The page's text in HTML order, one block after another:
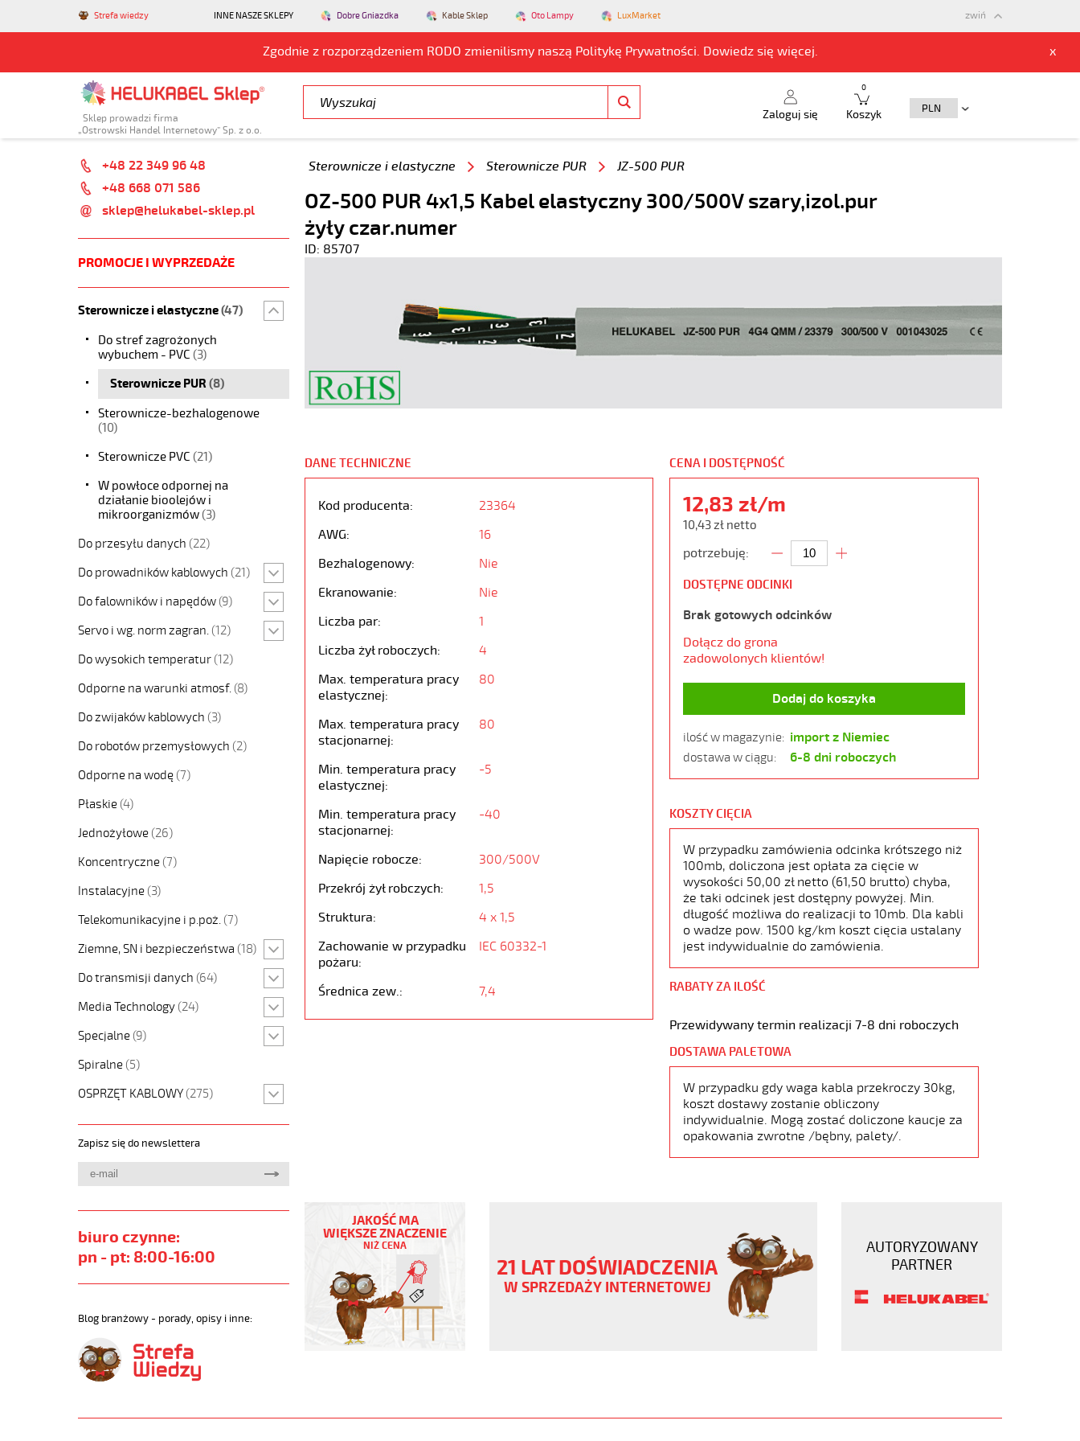
Strefa wiedzy INNE NASZE SKLEPY Dobre Gniazdka Kable Sklep Oto Lampy LuxMarket
Zgodnie z rozporządzeniem RODO zmienilismy naszą Politykę Prywatności. Dowiedz się więcej. x
zwiń
Sklep prowadzi firma
„Ostrowski Handel Internetowy” Sp. z o.o.
Zaloguj się Koszyk
0
+48 22 349 96 48
+48 668 071 586
sklep@helukabel-sklep.pl
PROMOCJE I WYPRZEDAŻE
Sterownicze i elastyczne(47)
Do stref zagrożonych
wybuchem - PVC (3)
Sterownicze PUR (8)
Sterownicze-bezhalogenowe
(10)
Sterownicze PVC (21)
W powłoce odpornej na
działanie bioolejów i
mikroorganizmów(3)
Do przesyłu danych (22)
Do prowadników kablowych (21)
Do falowników i napędów (9)
Servo i wg. norm zagran. (12)
Do wysokich temperatur (12)
Odporne na warunki atmosf. (8)
Do zwijaków kablowych (3)
Do robotów przemysłowych (2)
Odporne na wodę (7)
Płaskie (4)
Jednożyłowe (26)
Koncentryczne (7)
Instalacyjne (3)
Telekomunikacyjne i p.poż. (7)
Ziemne, SN i bezpieczeństwa (18)
Do transmisji danych (64)
Media Technology (24)
Specjalne (9)
Spiralne (5)
OSPRZĘT KABLOWY (275)
Zapisz się do newslettera
biuro czynne:
pn - pt: 8:00-16:00
Blog branżowy - porady, opisy i inne:
Sterownicze i elastyczne Sterownicze PUR JZ-500 PUR
OZ-500 PUR 4x1,5 Kabel elastyczny 300/500V szary,izol.pur
żyły czar.numer
ID: 85707
DANE TECHNICZNE
Kod producenta:
23364
AWG:
16
Bezhalogenowy:
Nie
Ekranowanie:
Nie
Liczba par:
1
Liczba żył roboczych:
4
Max. temperatura pracy
elastycznej:
80
Max. temperatura pracy
stacjonarnej:
80
Min. temperatura pracy
elastycznej:
-5
Min. temperatura pracy
stacjonarnej:
-40
Napięcie robocze:
300/500V
Przekrój żył robczych:
1,5
Struktura:
4 x 1,5
Zachowanie w przypadku
pożaru:
IEC 60332-1
Średnica zew.: 7,4
CENA I DOSTĘPNOŚĆ
12,83 zł/m
10,43 zł netto
potrzebuję:
DOSTĘPNE ODCINKI
Brak gotowych odcinków
Dołącz do grona
zadowolonych klientów!
Dodaj do koszyka
ilość w magazynie: import z Niemiec
dostawa w ciągu: 6-8 dni roboczych
KOSZTY CIĘCIA
W przypadku zamówienia odcinka krótszego niż
100mb, doliczona jest opłata za cięcie w
wysokości 50,00 zł netto (61,50 brutto) chyba,
że taki odcinek jest dostępny powyżej. Min.
długość możliwa do realizacji to 10mb. Dla kabli
o wadze pow. 1500 kg/km koszt cięcia ustalany
jest indywidualnie do zamówienia.
RABATY ZA ILOŚĆ
Przewidywany termin realizacji 7-8 dni roboczych
DOSTAWA PALETOWA
W przypadku gdy waga kabla przekroczy 30kg,
koszt dostawy zostanie obliczony
indywidualnie. Mogą zostać doliczone kaucje za
opakowania zwrotne /bębny, palety/.
PUR
4x1,5
elastyczny
300/500V
szary,izol.pur
czar.numer
PUR.jpg
JAKOŚĆ MA
WIĘKSZE ZNACZENIE
NIŻ CENA
21 LAT DOŚWIADCZENIA
W SPRZEDAŻY INTERNETOWEJ
AUTORYZOWANY
PARTNER